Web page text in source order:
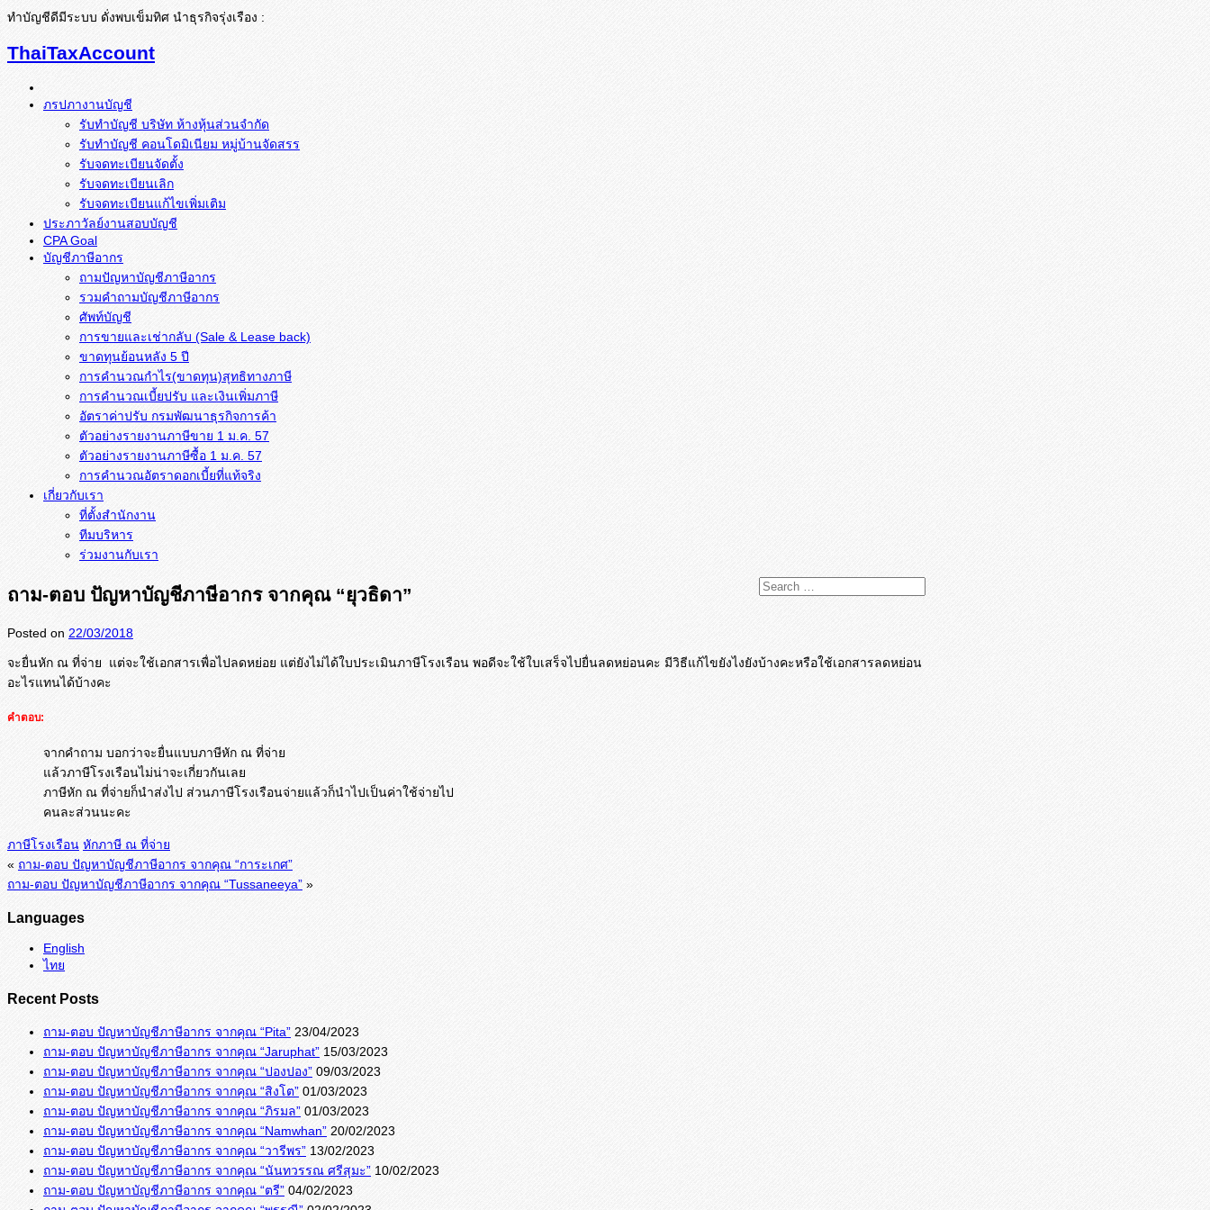
ทำบัญชีดีมีระบบ ดั่งพบเข็มทิศ นำธุรกิจรุ่งเรือง :
ThaiTaxAccount
ภรปภางานบัญชี
รับทำบัญชี บริษัท ห้างหุ้นส่วนจำกัด
รับทำบัญชี คอนโดมิเนียม หมู่บ้านจัดสรร
รับจดทะเบียนจัดตั้ง
รับจดทะเบียนเลิก
รับจดทะเบียนแก้ไขเพิ่มเติม
ประภาวัลย์งานสอบบัญชี
CPA Goal
บัญชีภาษีอากร
ถามปัญหาบัญชีภาษีอากร
รวมคำถามบัญชีภาษีอากร
ศัพท์บัญชี
การขายและเช่ากลับ (Sale & Lease back)
ขาดทุนย้อนหลัง 5 ปี
การคำนวณกำไร(ขาดทุน)สุทธิทางภาษี
การคำนวณเบี้ยปรับ และเงินเพิ่มภาษี
อัตราค่าปรับ กรมพัฒนาธุรกิจการค้า
ตัวอย่างรายงานภาษีขาย 1 ม.ค. 57
การคำนวณอัตราดอกเบี้ยที่แท้จริง
เกี่ยวกับเรา
ที่ตั้งสำนักงาน
ทีมบริหาร
ร่วมงานกับเรา
ถาม-ตอบ ปัญหาบัญชีภาษีอากร จากคุณ “ยุวธิดา”
Posted on 22/03/2018
จะยื่นหัก ณ ที่จ่าย แต่จะใช้เอกสารเพื่อไปลดหย่อย แต่ยังไม่ได้ใบประเมินภาษีโรงเรือน พอดีจะใช้ใบเสร็จไปยื่นลดหย่อนคะ มีวิธีแก้ไขยังไงยังบ้างคะหรือใช้เอกสารลดหย่อน
อะไรแทนได้บ้างคะ
คำตอบ:
จากคำถาม บอกว่าจะยื่นแบบภาษีหัก ณ ที่จ่าย
แล้วภาษีโรงเรือนไม่น่าจะเกี่ยวกันเลย
ภาษีหัก ณ ที่จ่ายก็นำส่งไป ส่วนภาษีโรงเรือนจ่ายแล้วก็นำไปเป็นค่าใช้จ่ายไป
คนละส่วนนะคะ
ภาษีโรงเรือน หักภาษี ณ ที่จ่าย
« ถาม-ตอบ ปัญหาบัญชีภาษีอากร จากคุณ “การะเกศ”
ถาม-ตอบ ปัญหาบัญชีภาษีอากร จากคุณ “Tussaneeya” »
Languages
English
ไทย
Recent Posts
ถาม-ตอบ ปัญหาบัญชีภาษีอากร จากคุณ “Pita” 23/04/2023
ถาม-ตอบ ปัญหาบัญชีภาษีอากร จากคุณ “Jaruphat” 15/03/2023
ถาม-ตอบ ปัญหาบัญชีภาษีอากร จากคุณ “ปองปอง” 09/03/2023
ถาม-ตอบ ปัญหาบัญชีภาษีอากร จากคุณ “สิงโต” 01/03/2023
ถาม-ตอบ ปัญหาบัญชีภาษีอากร จากคุณ “ภิรมล” 01/03/2023
ถาม-ตอบ ปัญหาบัญชีภาษีอากร จากคุณ “Namwhan” 20/02/2023
ถาม-ตอบ ปัญหาบัญชีภาษีอากร จากคุณ “วารีพร” 13/02/2023
ถาม-ตอบ ปัญหาบัญชีภาษีอากร จากคุณ “นันทวรรณ ศรีสุมะ” 10/02/2023
ถาม-ตอบ ปัญหาบัญชีภาษีอากร จากคุณ “ตรี” 04/02/2023